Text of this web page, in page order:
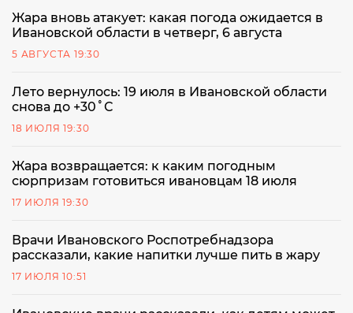
Жара вновь атакует: какая погода ожидается в
Ивановской области в четверг, 6 августа
5 АВГУСТА 19:30
Лето вернулось: 19 июля в Ивановской области
снова до +30˚С
18 ИЮЛЯ 19:30
Жара возвращается: к каким погодным
сюрпризам готовиться ивановцам 18 июля
17 ИЮЛЯ 19:30
Врачи Ивановского Роспотребнадзора
рассказали, какие напитки лучше пить в жару
17 ИЮЛЯ 10:51